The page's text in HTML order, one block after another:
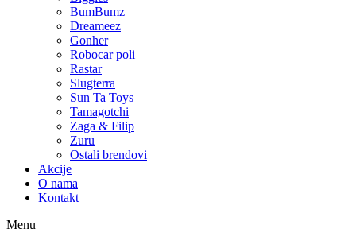
BumBumz
Dreameez
Gonher
Robocar poli
Rastar
Slugterra
Sun Ta Toys
Tamagotchi
Zaga & Filip
Zuru
Ostali brendovi
Akcije
O nama
Kontakt
Menu